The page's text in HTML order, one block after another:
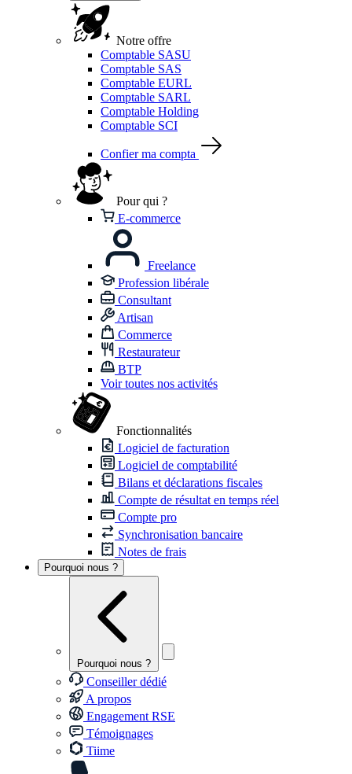
Notre offre
Comptable SASU
Comptable SAS
Comptable EURL
Comptable SARL
Comptable Holding
Comptable SCI
Confier ma compta
Pour qui ?
E-commerce
Freelance
Profession libérale
Consultant
Artisan
Commerce
Restaurateur
BTP
Voir toutes nos activités
Fonctionnalités
Logiciel de facturation
Logiciel de comptabilité
Bilans et déclarations fiscales
Compte de résultat en temps réel
Compte pro
Synchronisation bancaire
Notes de frais
Pourquoi nous ?
Pourquoi nous ?
Conseiller dédié
A propos
Engagement RSE
Témoignages
Tiime